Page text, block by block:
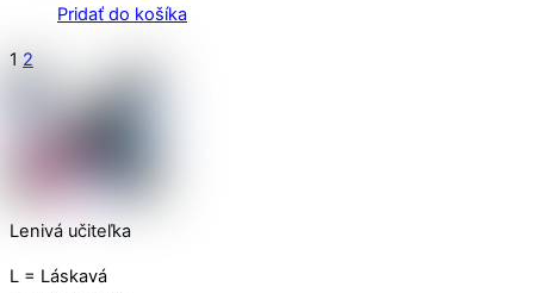
Pridať do košíka
1 2
Lenivá učiteľka
L = Láskavá